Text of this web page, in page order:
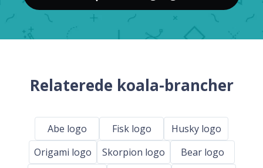
Relaterede koala-brancher
Abe logo Fisk logo
Husky logo
Origami logo
Skorpion logo
Bear logo